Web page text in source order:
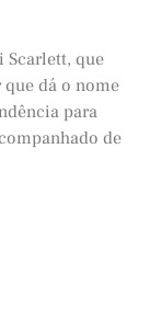
Scarlett, que
dá o nome
para
de